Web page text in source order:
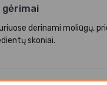
gėrimai
derinami moliūgų,
skoniai.